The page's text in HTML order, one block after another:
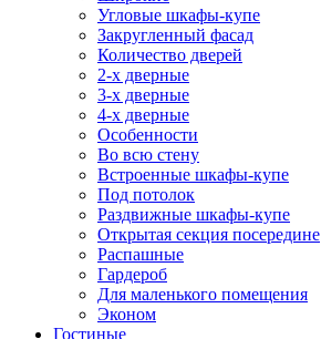
Угловые шкафы-купе
Закругленный фасад
Количество дверей
2-х дверные
3-х дверные
4-х дверные
Особенности
Во всю стену
Встроенные шкафы-купе
Под потолок
Раздвижные шкафы-купе
Открытая секция посередине
Распашные
Гардероб
Для маленького помещения
Эконом
Гостиные